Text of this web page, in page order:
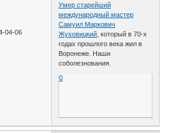
04-06
Умер старейший
международный мастер
Самуил Маркович
Жуховицкий , который в 70-х
годах прошлого века жил в
Воронеже. Наши
соболезнования.
0